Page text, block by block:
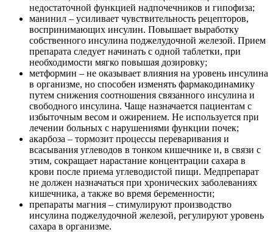
недостаточной функцией надпочечников и гипофиза;
манинил – усиливает чувствительность рецепторов,
воспринимающих инсулин. Повышает выработку
собственного инсулина поджелудочной железой. Прием
препарата следует начинать с одной таблетки, при
необходимости мягко повышая дозировку;
метформин – не оказывает влияния на уровень инсулина
в организме, но способен изменять фармакодинамику
путем снижения соотношения связанного инсулина и
свободного инсулина. Чаще назначается пациентам с
избыточным весом и ожирением. Не используется при
лечении больных с нарушениями функции почек;
акарбоза – тормозит процессы переваривания и
всасывания углеводов в тонком кишечнике и, в связи с
этим, сокращает нарастание концентрации сахара в
крови после приема углеводистой пищи. Медпрепарат
не должен назначаться при хронических заболеваниях
кишечника, а также во время беременности;
препараты магния – стимулируют производство
инсулина поджелудочной железой, регулируют уровень
сахара в организме.